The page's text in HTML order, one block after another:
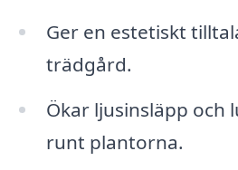
Ger en estetiskt
trädgård.
Ökar ljusinsläpp och
runt plantorna.